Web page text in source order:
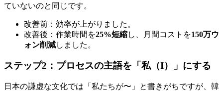
ていないのと同じです。
改善前：効率が上がりました。
改善後：作業時間を​25%短縮し、月間コストを​150万ウ
ォン削減しました。
ステップ2：プロセスの主語を「私（I）」にする
日本の謙虚な文化では「私たちが〜」と書きがちですが、韓